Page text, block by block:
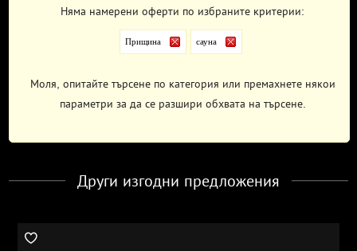
Няма намерени оферти по избраните критерии:
Прищина сауна
Моля, опитайте търсене по категория или премахнете някои
параметри за да се разшири обхвата на търсене.
Други изгодни предложения